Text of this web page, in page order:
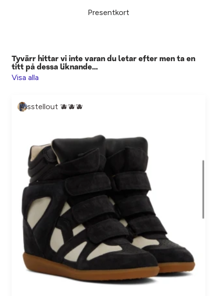
Presentkort
Tyvärr hittar vi inte varan du letar efter men ta en
titt på dessa liknande...
Visa alla
sstellout 🫐🫐🫐